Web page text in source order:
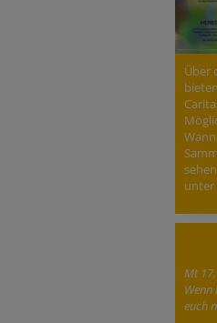
Über
unter
Mt
euch